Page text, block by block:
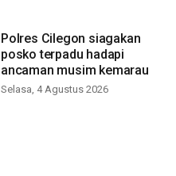
Polres Cilegon siagakan
posko terpadu hadapi
ancaman musim kemarau
Selasa, 4 Agustus 2026